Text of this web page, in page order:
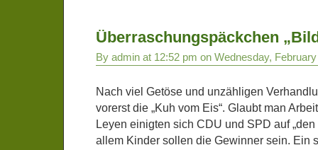
Überraschungspäckchen
By admin at 12:52 pm on Wednesday,
Nach viel Getöse und unzähligen
vorerst die „Kuh vom Eis“. Glaubt man
Leyen einigten sich CDU und SPD auf „den
allem Kinder sollen die Gewinner sein. Ein